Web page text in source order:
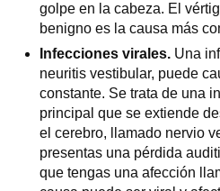
golpe en la cabeza. El
benigno es la causa más
Infecciones virales. Una
neuritis vestibular, puede
constante. Se trata de una
principal que se extiende
el cerebro, llamado nervio
presentas una pérdida
que tengas una afección